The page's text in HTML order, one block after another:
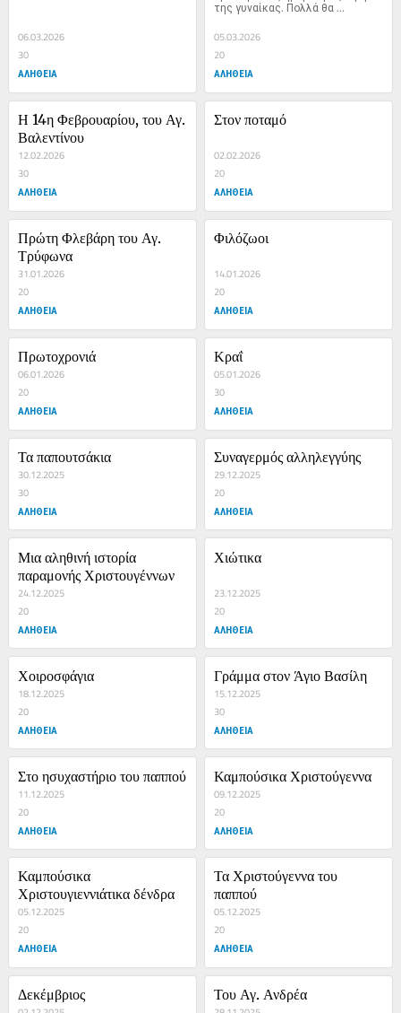
06.03.2026
30
ΑΛΗΘΕΙΑ
της γυναίκας. Πολλά θα
γράψουν...
05.03.2026
20
ΑΛΗΘΕΙΑ
Η 14η Φεβρουαρίου, του Αγ.
Βαλεντίνου
12.02.2026
30
ΑΛΗΘΕΙΑ
Στον ποταμό
02.02.2026
20
ΑΛΗΘΕΙΑ
Πρώτη Φλεβάρη του Αγ.
Τρύφωνα
31.01.2026
20
ΑΛΗΘΕΙΑ
Φιλόζωοι
14.01.2026
20
ΑΛΗΘΕΙΑ
Πρωτοχρονιά
06.01.2026
20
ΑΛΗΘΕΙΑ
Κραΐ
05.01.2026
30
ΑΛΗΘΕΙΑ
Τα παπουτσάκια
30.12.2025
30
ΑΛΗΘΕΙΑ
Συναγερμός αλληλεγγύης
29.12.2025
20
ΑΛΗΘΕΙΑ
Μια αληθινή ιστορία
παραμονής Χριστουγέννων
24.12.2025
20
ΑΛΗΘΕΙΑ
Χιώτικα
23.12.2025
20
ΑΛΗΘΕΙΑ
Χοιροσφάγια
18.12.2025
20
ΑΛΗΘΕΙΑ
Γράμμα στον Άγιο Βασίλη
15.12.2025
30
ΑΛΗΘΕΙΑ
Στο ησυχαστήριο του παππού
11.12.2025
20
ΑΛΗΘΕΙΑ
Καμπούσικα Χριστούγεννα
09.12.2025
20
ΑΛΗΘΕΙΑ
Καμπούσικα
Χριστουγιεννιάτικα δένδρα
05.12.2025
20
ΑΛΗΘΕΙΑ
Τα Χριστούγεννα του
παππού
05.12.2025
20
ΑΛΗΘΕΙΑ
Δεκέμβριος
Του Αγ. Ανδρέα